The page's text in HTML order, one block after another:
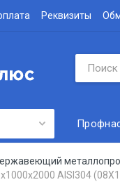
Реквизиты
AISI304